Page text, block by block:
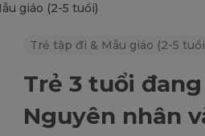
giáo (2-5 tuổi)
Trẻ tập đi & Mẫu giáo (2-5
Trẻ 3 tuổi
Nguyên nhân